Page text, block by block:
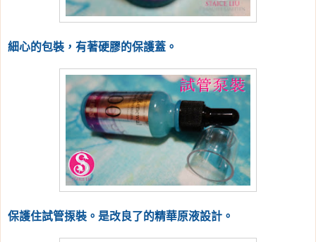
細心的包裝，有著硬膠的保護蓋。
保護住試管揼裝。是改良了的精華原液設計。